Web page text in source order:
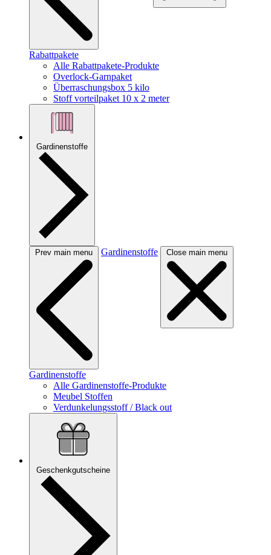
Rabattpakete
Alle Rabattpakete-Produkte
Overlock-Garnpaket
Überraschungsbox 5 kilo
Stoff vorteilpaket 10 x 2 meter
Gardinenstoffe
Prev main menu Gardinenstoffe Close main menu
Gardinenstoffe
Alle Gardinenstoffe-Produkte
Meubel Stoffen
Verdunkelungsstoff / Black out
Geschenkgutscheine